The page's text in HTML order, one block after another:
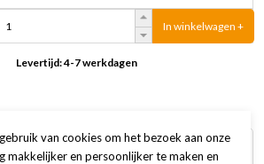
In winkelwagen +
Levertijd: 4-7 werkdagen
van cookies om het bezoek aan onze
makkelijker en persoonlijker te maken en